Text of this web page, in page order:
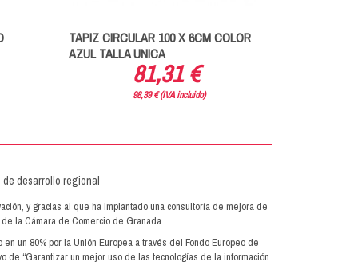
TAPIZ CIRCULAR 100 X 6CM COLOR
AZUL TALLA UNICA
81,31 €
98,39 € (IVA incluido)
y gracias al que ha implantado una consultoría de mejora de
la Cámara de Comercio de Granada.
un 80% por la Unión Europea a través del Fondo Europeo de
“Garantizar un mejor uso de las tecnologías de la información.